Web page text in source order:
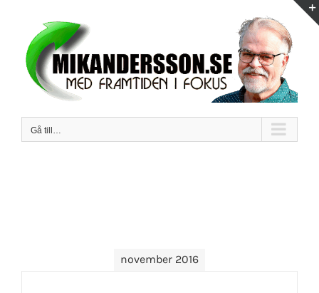
innehållet
Gå till…
november 2016